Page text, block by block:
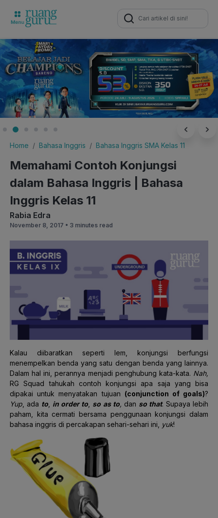
Search
for:
Home Bahasa Inggris Bahasa Inggris SMA Kelas 11
Memahami Contoh Konjungsi
dalam Bahasa Inggris | Bahasa
Inggris Kelas 11
Rabia Edra
November 8, 2017 • 3 minutes read
Kalau diibaratkan seperti lem, konjungsi berfungsi
menempelkan benda yang satu dengan benda yang lainnya.
Dalam hal ini, perannya menjadi penghubung kata-kata. Nah,
RG Squad tahukah contoh konjungsi apa saja yang bisa
dipakai untuk menyatakan tujuan (conjunction of goals)?
Yup , ada to in order to so as to, dan so that. Supaya lebih
paham, kita cermati bersama penggunaan konjungsi dalam
bahasa inggris di percakapan sehari-sehari ini,
yuk!